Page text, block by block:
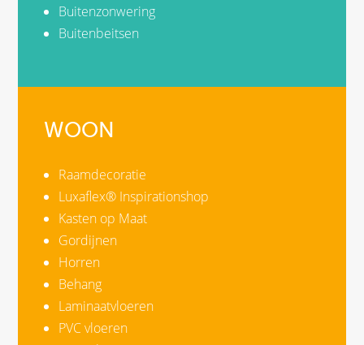
Buitenzonwering
Buitenbeitsen
WOON
Raamdecoratie
Luxaflex® Inspirationshop
Kasten op Maat
Gordijnen
Horren
Behang
Laminaatvloeren
PVC vloeren